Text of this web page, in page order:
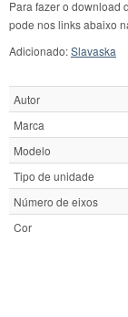
Para fazer o download
pode nos links abaixo
Adicionado:Slavaska
Autor
Marca
Modelo
Tipo de unidade
Número de eixos
Cor